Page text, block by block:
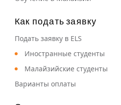
Как подать заявку
Подать заявку в ELS
Иностранные студенты
Малайзийские студенты
Варианты оплаты